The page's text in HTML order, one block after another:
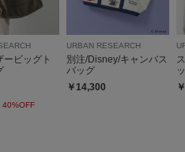
ービッグト
40%OFF
URBAN RESEARCH
別注/Disney/キャンバス
バッグ
￥14,300